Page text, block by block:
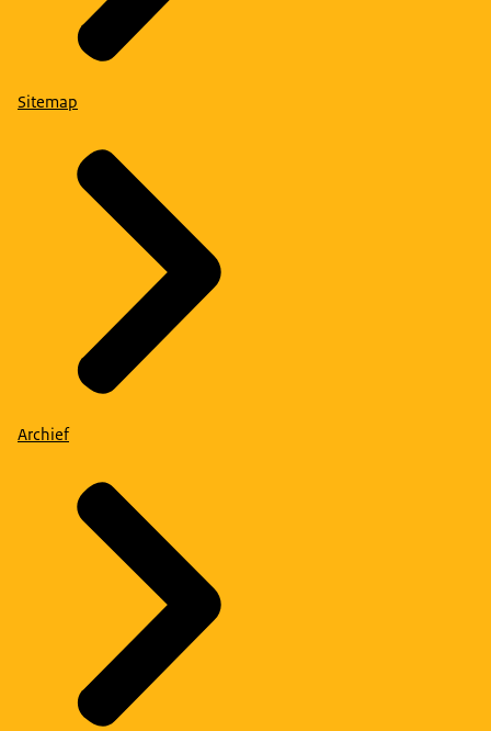
Sitemap
Archief